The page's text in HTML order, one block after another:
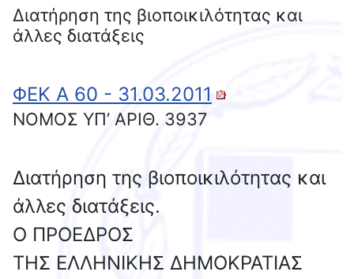
Διατήρηση της βιοποικιλότητας και
άλλες διατάξεις
ΦΕΚ Α 60 - 31.03.2011
NOMOΣ ΥΠ’ ΑΡΙΘ. 3937
Διατήρηση της βιοποικιλότητας και
άλλες διατάξεις.
Ο ΠΡΟΕΔΡΟΣ
ΤΗΣ ΕΛΛΗΝΙΚΗΣ ΔΗΜΟΚΡΑΤΙΑΣ